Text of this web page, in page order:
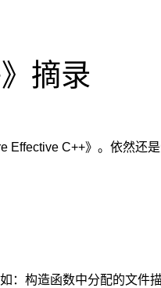
摘录
Effective C++》。依然还
：构造函数中分配的文件